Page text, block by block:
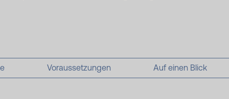
Voraussetzungen Auf einen Blick